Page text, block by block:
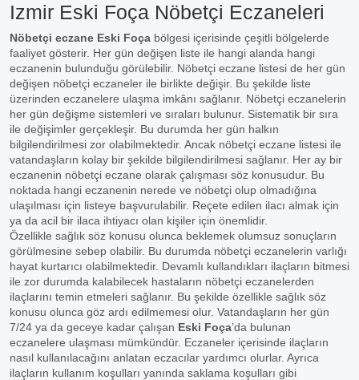
Izmir Eski Foça Nöbetçi Eczaneleri
Nöbetçi eczane Eski Foça bölgesi içerisinde çeşitli bölgelerde
faaliyet gösterir. Her gün değişen liste ile hangi alanda hangi
eczanenin bulunduğu görülebilir. Nöbetçi eczane listesi de her gün
değişen nöbetçi eczaneler ile birlikte değişir. Bu şekilde liste
üzerinden eczanelere ulaşma imkânı sağlanır. Nöbetçi eczanelerin
her gün değişme sistemleri ve sıraları bulunur. Sistematik bir sıra
ile değişimler gerçekleşir. Bu durumda her gün halkın
bilgilendirilmesi zor olabilmektedir. Ancak nöbetçi eczane listesi ile
vatandaşların kolay bir şekilde bilgilendirilmesi sağlanır. Her ay bir
eczanenin nöbetçi eczane olarak çalışması söz konusudur. Bu
noktada hangi eczanenin nerede ve nöbetçi olup olmadığına
ulaşılması için listeye başvurulabilir. Reçete edilen ilacı almak için
ya da acil bir ilaca ihtiyacı olan kişiler için önemlidir.
Özellikle sağlık söz konusu olunca beklemek olumsuz sonuçların
görülmesine sebep olabilir. Bu durumda nöbetçi eczanelerin varlığı
hayat kurtarıcı olabilmektedir. Devamlı kullandıkları ilaçların bitmesi
ile zor durumda kalabilecek hastaların nöbetçi eczanelerden
ilaçlarını temin etmeleri sağlanır. Bu şekilde özellikle sağlık söz
konusu olunca göz ardı edilmemesi olur. Vatandaşların her gün
7/24 ya da geceye kadar çalışan Eski Foça’da bulunan
eczanelere ulaşması mümkündür. Eczaneler içerisinde ilaçların
nasıl kullanılacağını anlatan eczacılar yardımcı olurlar. Ayrıca
ilaçların kullanım koşulları yanında saklama koşulları gibi